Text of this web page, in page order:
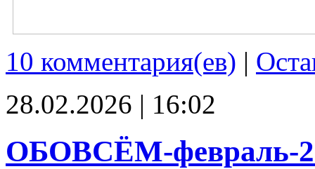
10 комментария(ев) |
28.02.2026 | 16:02
ОБОВСЁМ-февраль-